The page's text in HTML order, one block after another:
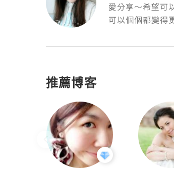
愛分享～希望可
推薦博客